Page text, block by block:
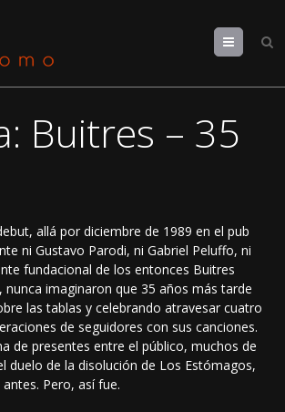
Menu
Buitres – 35
allá por diciembre de 1989 en el pub
ni Gustavo Parodi, ni Gabriel Peluffo, ni
fundacional de los entonces Buitres
nunca imaginaron que 35 años más tarde
las tablas y celebrando atravesar cuatro
de seguidores con sus canciones.
de presentes entre el público, muchos de
duelo de la disolución de Los Estómagos,
Pero, así fue.